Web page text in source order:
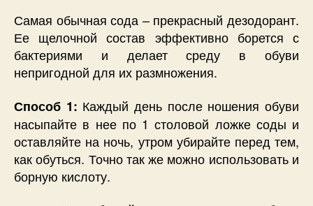
Самая обычная сода – прекрасный дезодорант.
Ее щелочной состав эффективно борется с
бактериями и делает среду в обуви
непригодной для их размножения.
Способ 1: Каждый день после ношения обуви
насыпайте в нее по 1 столовой ложке соды и
оставляйте на ночь, утром убирайте перед тем,
как обуться. Точно так же можно использовать и
борную кислоту.